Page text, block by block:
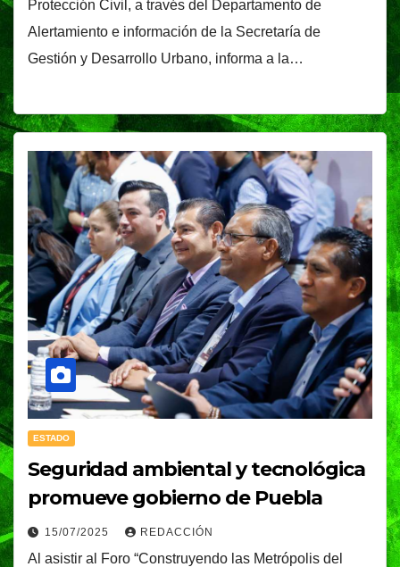
Protección Civil, a través del Departamento de
Alertamiento e información de la Secretaría de
Gestión y Desarrollo Urbano, informa a la…
ESTADO
Seguridad ambiental y tecnológica
promueve gobierno de Puebla
15/07/2025 REDACCIÓN
Al asistir al Foro “Construyendo las Metrópolis del